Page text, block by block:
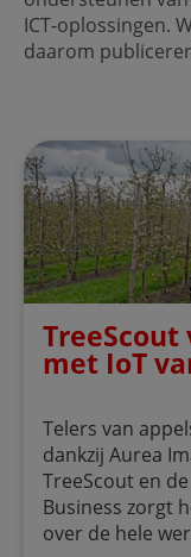
ICT-oplossingen.
daarom
TreeScout
met IoT
Telers van
dankzij Aurea
TreeScout en
Business zorgt
over de hele